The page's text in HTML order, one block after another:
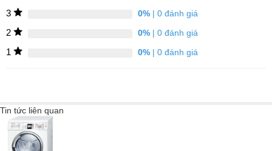
3 0%| 0 đánh giá
2 0%| 0 đánh giá
1 0%| 0 đánh giá
Tin tức liên quan